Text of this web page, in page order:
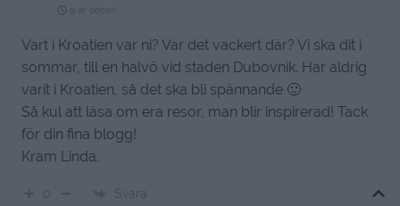
Vart i Kroatien var ni? Var det vackert där? Vi ska dit i
sommar, till en halvö vid staden Dubovnik. Har aldrig
varit i Kroatien, så det ska bli spännande 🙂
Så kul att läsa om era resor, man blir inspirerad! Tack
för din fina blogg!
Kram Linda.
0 Svara